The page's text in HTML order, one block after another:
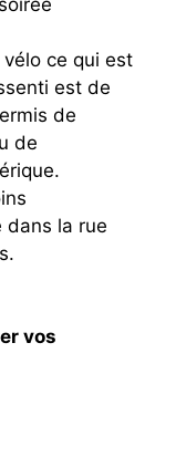
ce qui est
est de
de
de
dans la rue
vos